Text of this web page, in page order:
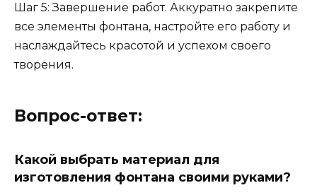
Шаг 5: Завершение работ. Аккуратно закрепите
все элементы фонтана, настройте его работу и
наслаждайтесь красотой и успехом своего
творения.
Вопрос-ответ:
Какой выбрать материал для
изготовления фонтана своими руками?